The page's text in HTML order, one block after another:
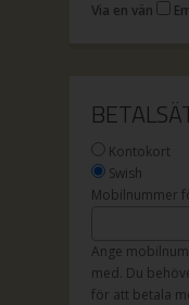
Via en vän
Kontokort
Swish
Mobilnummer
Ange
med. Du
för att betala